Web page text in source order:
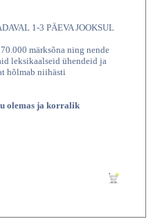
1-3 PÄEVA JOOKSUL
märksõna ning nende
leksikaalseid ühendeid ja
hõlmab niihästi
olemas ja korralik